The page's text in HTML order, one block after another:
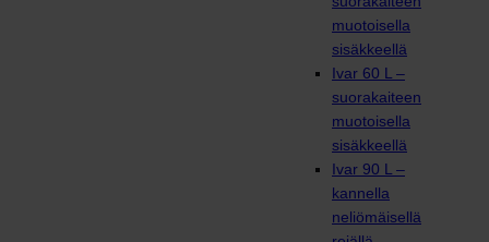
muotoisella
sisäkkeellä
Ivar 60 L –
suorakaiteen
muotoisella
sisäkkeellä
Ivar 90 L –
kannella
neliömäisellä